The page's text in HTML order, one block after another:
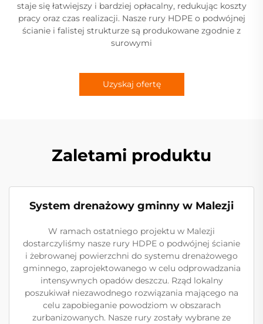
staje się łatwiejszy i bardziej opłacalny, redukując koszty
pracy oraz czas realizacji. Nasze rury HDPE o podwójnej
ścianie i falistej strukturze są produkowane zgodnie z
surowymi
Uzyskaj ofertę
Zaletami produktu
System drenażowy gminny w Malezji
W ramach ostatniego projektu w Malezji
dostarczyliśmy nasze rury HDPE o podwójnej ścianie
i żebrowanej powierzchni do systemu drenażowego
gminnego, zaprojektowanego w celu odprowadzania
intensywnych opadów deszczu. Rząd lokalny
poszukiwał niezawodnego rozwiązania mającego na
celu zapobieganie powodziom w obszarach
zurbanizowanych. Nasze rury zostały wybrane ze